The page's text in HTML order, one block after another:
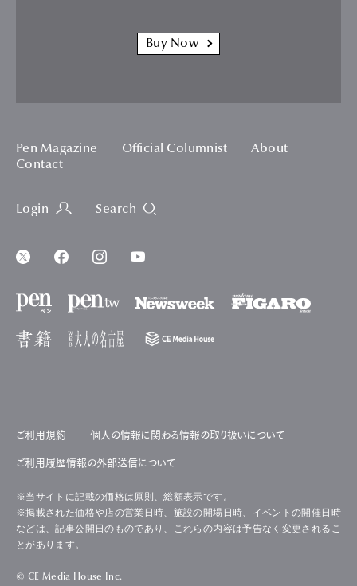
Buy Now
Pen Magazine Official Columnist
About
Contact
Login Search
ご利用規約 個人の情報に関わる情報の取り扱いについて
ご利用履歴情報の外部送信について
※当サイトに記載の価格は原則、総額表示です。
※掲載された価格や店の営業日時、施設の開場日時、イベントの開催日時
などは、記事公開日のものであり、これらの内容は予告なく変更されるこ
とがあります。
© CE Media House Inc.